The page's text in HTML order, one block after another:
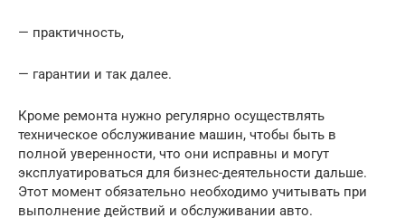
— практичность,
— гарантии и так далее.
Кроме ремонта нужно регулярно осуществлять
техническое обслуживание машин, чтобы быть в
полной уверенности, что они исправны и могут
эксплуатироваться для бизнес-деятельности дальше.
Этот момент обязательно необходимо учитывать при
выполнение действий и обслуживании авто.